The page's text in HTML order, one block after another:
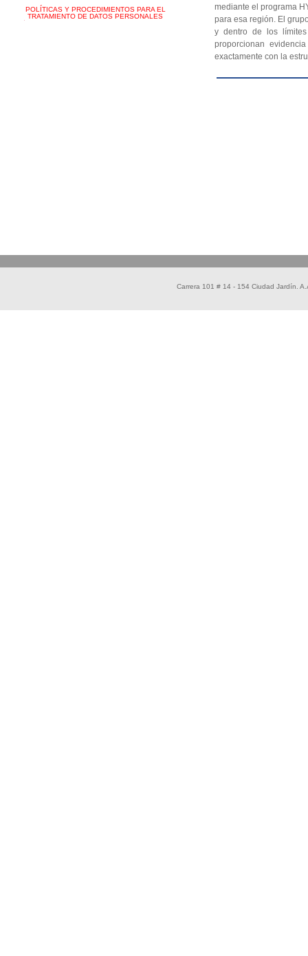
POLÍTICAS Y PROCEDIMIENTOS PARA EL
TRATAMIENTO DE DATOS PERSONALES
mediante el programa
para esa región. El
y dentro de los
proporcionan
exactamente con la
Carrera 101 # 14 - 154 Ciudad Jardín.